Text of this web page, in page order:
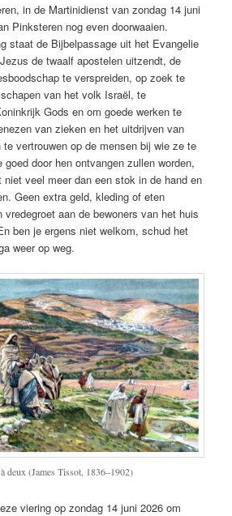
in de Martinidienst van zondag 14 juni
Pinksteren nog even doorwaaien.
staat de Bijbelpassage uit het Evangelie
de twaalf apostelen uitzendt, de
te verspreiden, op zoek te
van het volk Israël, te
Gods en om goede werken te
van zieken en het uitdrijven van
vertrouwen op de mensen bij wie ze te
door hen ontvangen zullen worden,
niet veel meer dan een stok in de hand en
Geen extra geld, kleding of eten
vredegroet aan de bewoners van het huis
ben je ergens niet welkom, schud het
weer op weg.
deux (James Tissot, 1836–1902)
viering op zondag 14 juni 2026 om